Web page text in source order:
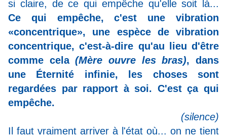
si claire, de ce qui empêche qu'elle soit là...
Ce qui empêche, c'est une vibration
«concentrique», une espèce de vibration
concentrique, c'est-à-dire qu'au lieu d'être
comme cela(Mère ouvre les bras), dans
une Éternité infinie, les choses sont
regardées par rapport à soi. C'est ça qui
empêche.
(silence)
Il faut vraiment arriver à l'état où... on ne tient